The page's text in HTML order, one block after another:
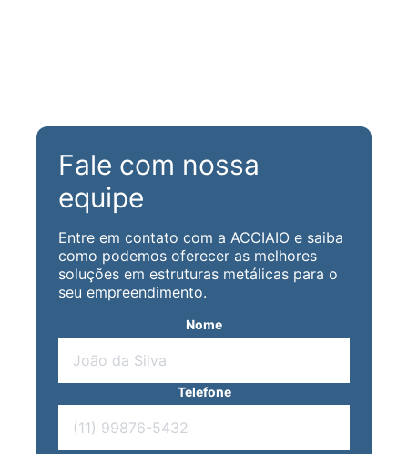
Fale com nossa
equipe
Entre em contato com a ACCIAIO e saiba
como podemos oferecer as melhores
soluções em estruturas metálicas para o
seu empreendimento.
Nome
Telefone